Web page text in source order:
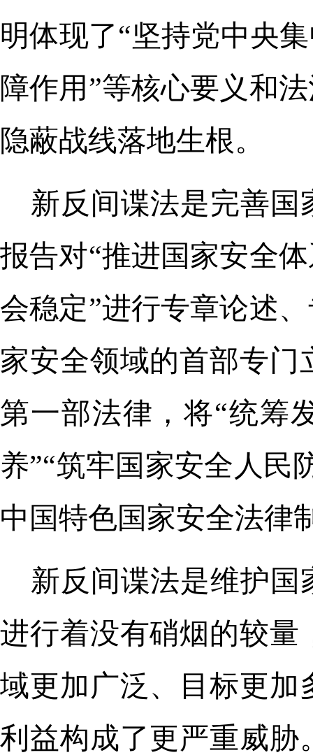
明体现了“坚持党中央
障作用”等核心要义和
隐蔽战线落地生根。
新反间谍法是完善
报告对“推进国家安全
会稳定”进行专章论述
家安全领域的首部专
第一部法律，将“统筹
养”“筑牢国家安全人民
中国特色国家安全法律
新反间谍法是维护
进行着没有硝烟的较量
域更加广泛、目标更加
利益构成了更严重威胁